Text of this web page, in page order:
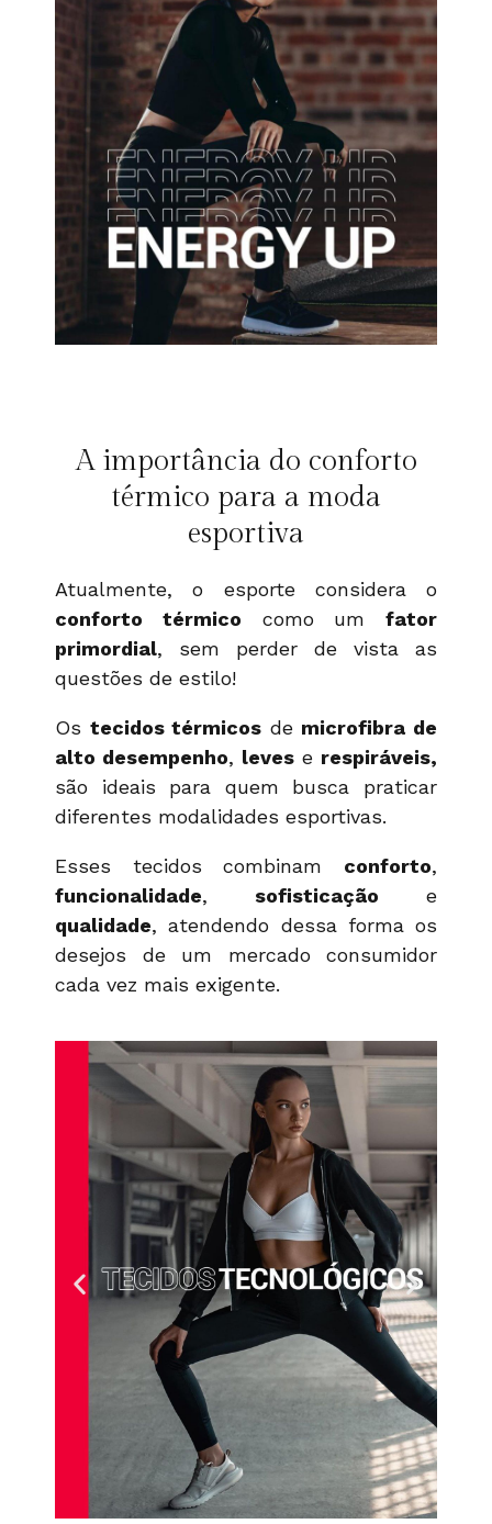
A importância do conforto
térmico para a moda
esportiva
Atualmente, o esporte considera o
conforto térmico como um fator
primordial, sem perder de vista as
questões de estilo!
Os tecidos térmicos de microfibra de
alto desempenho, leves e respiráveis,
são ideais para quem busca praticar
diferentes modalidades esportivas.
Esses tecidos combinam conforto,
funcionalidade, sofisticação e
qualidade, atendendo dessa forma os
desejos de um mercado consumidor
cada vez mais exigente.